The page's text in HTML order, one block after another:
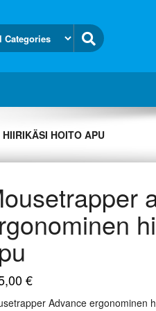
HOITO APU
€
Advance ergonominen